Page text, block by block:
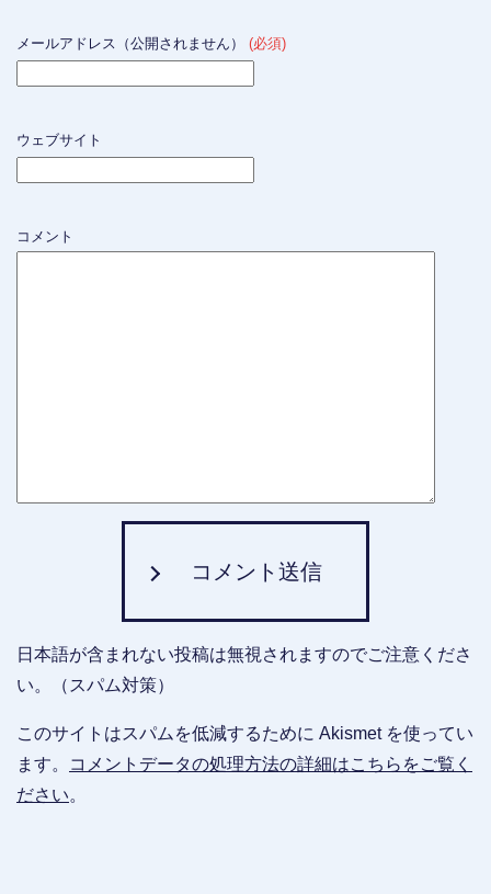
メールアドレス（公開されません） (必須)
ウェブサイト
コメント
コメント送信
日本語が含まれない投稿は無視されますのでご注意くださ
い。（スパム対策）
このサイトはスパムを低減するために Akismet を使ってい
ます。
コメントデータの処理方法の詳細はこちらをご覧く
ださい。